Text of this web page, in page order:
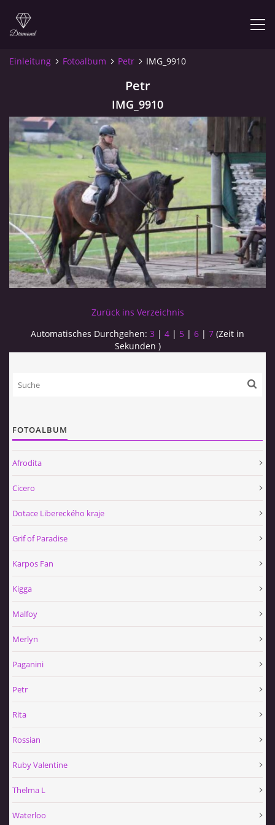
Einleitung Fotoalbum Petr IMG_9910
Petr
IMG_9910
Zurück ins Verzeichnis
Automatisches Durchgehen: 3 | 4 | 5 | 6 | 7 (Zeit in
Sekunden )
FOTOALBUM
Afrodita
Cicero
Dotace Libereckého kraje
Grif of Paradise
Karpos Fan
Kigga
Malfoy
Merlyn
Paganini
Petr
Rita
Rossian
Ruby Valentine
Thelma L
Waterloo